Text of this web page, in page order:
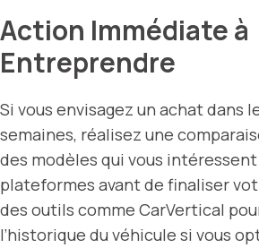
Action Immédiate à
Entreprendre
Si vous envisagez un achat dans
semaines, réalisez une
des modèles qui vous
plateformes avant de finaliser
des outils comme CarVertical
l’historique du véhicule si vous